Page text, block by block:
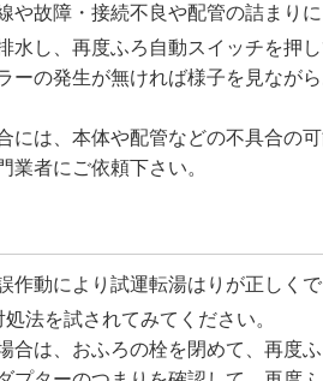
や故障・接続不良や配管の詰まり
水し、再度ふろ自動スイッチを押
ーの発生が無ければ様子を見ながら
には、本体や配管などの不具合の可
業者にご依頼下さい。
作動により試運転湯はりが正しく
処法を試されてみてください。
は、おふろの栓を閉めて、再度ふ